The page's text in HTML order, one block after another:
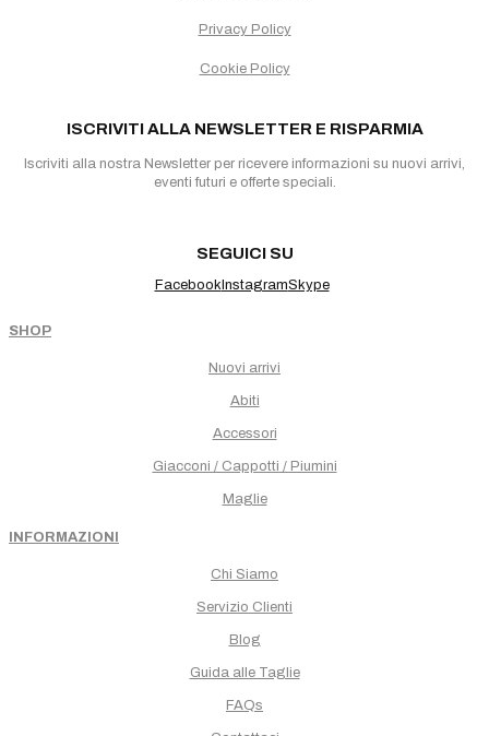
Privacy Policy
Cookie Policy
ISCRIVITI ALLA NEWSLETTER E RISPARMIA
Iscriviti alla nostra Newsletter per ricevere informazioni su nuovi arrivi,
eventi futuri e offerte speciali.
SEGUICI SU
FacebookInstagramSkype
SHOP
Nuovi arrivi
Abiti
Accessori
Giacconi / Cappotti / Piumini
Maglie
INFORMAZIONI
Chi Siamo
Servizio Clienti
Blog
Guida alle Taglie
FAQs